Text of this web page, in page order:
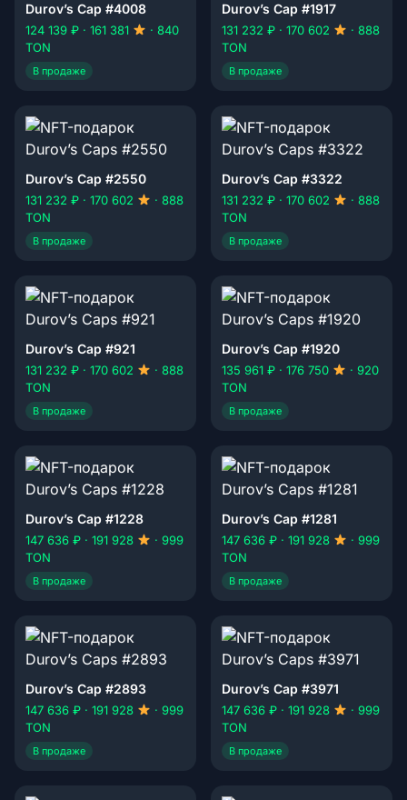
Durov’s Cap #4008
124 139 ₽ · 161 381
· 840
TON
В продаже
Durov’s Cap #1917
131 232 ₽ · 170 602
· 888
TON
В продаже
Durov’s Cap #2550
131 232 ₽ · 170 602
· 888
TON
В продаже
Durov’s Cap #3322
131 232 ₽ · 170 602
· 888
TON
В продаже
Durov’s Cap #921
131 232 ₽ · 170 602
· 888
TON
В продаже
Durov’s Cap #1920
135 961 ₽ · 176 750
· 920
TON
В продаже
Durov’s Cap #1228
147 636 ₽ · 191 928
· 999
TON
В продаже
Durov’s Cap #1281
147 636 ₽ · 191 928
· 999
TON
В продаже
Durov’s Cap #2893
147 636 ₽ · 191 928
· 999
TON
В продаже
Durov’s Cap #3971
147 636 ₽ · 191 928
· 999
TON
В продаже